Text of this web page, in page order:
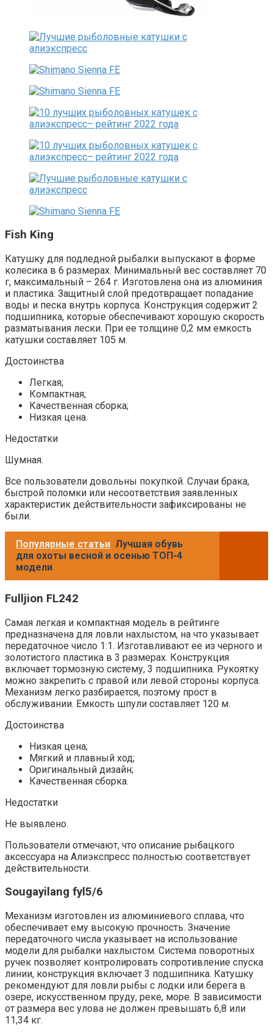
Fish King
Катушку для подледной рыбалки выпускают в форме
колесика в 6 размерах. Минимальный вес составляет 70
г, максимальный – 264 г. Изготовлена она из алюминия
и пластика. Защитный слой предотвращает попадание
воды и песка внутрь корпуса. Конструкция содержит 2
подшипника, которые обеспечивают хорошую скорость
разматывания лески. При ее толщине 0,2 мм емкость
катушки составляет 105 м.
Достоинства
Легкая;
Компактная;
Качественная сборка;
Низкая цена.
Недостатки
Шумная.
Все пользователи довольны покупкой. Случаи брака,
быстрой поломки или несоответствия заявленных
характеристик действительности зафиксированы не
были.
Популярные статьи Лучшая обувь
для охоты весной и осенью ТОП-4
модели
Fulljion FL242
Самая легкая и компактная модель в рейтинге
предназначена для ловли нахлыстом, на что указывает
передаточное число 1:1. Изготавливают ее из черного и
золотистого пластика в 3 размерах. Конструкция
включает тормозную систему, 3 подшипника. Рукоятку
можно закрепить с правой или левой стороны корпуса.
Механизм легко разбирается, поэтому прост в
обслуживании. Емкость шпули составляет 120 м.
Достоинства
Низкая цена;
Мягкий и плавный ход;
Оригинальный дизайн;
Качественная сборка.
Недостатки
Не выявлено.
Пользователи отмечают, что описание рыбацкого
аксессуара на Алиэкспресс полностью соответствует
действительности.
Sougayilang fyl5/6
Механизм изготовлен из алюминиевого сплава, что
обеспечивает ему высокую прочность. Значение
передаточного числа указывает на использование
модели для рыбалки нахлыстом. Система поворотных
ручек позволяет контролировать сопротивление спуска
линии, конструкция включает 3 подшипника. Катушку
рекомендуют для ловли рыбы с лодки или берега в
озере, искусственном пруду, реке, море. В зависимости
от размера вес улова не должен превышать 6,8 или
11,34 кг.